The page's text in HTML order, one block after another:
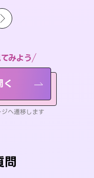
みよう
へ遷移します